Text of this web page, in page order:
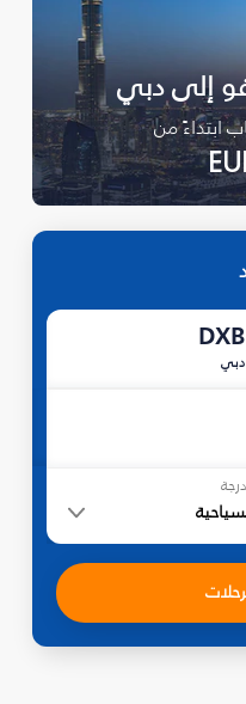
إلى دبي
ابتداءً من
DXB
دبي